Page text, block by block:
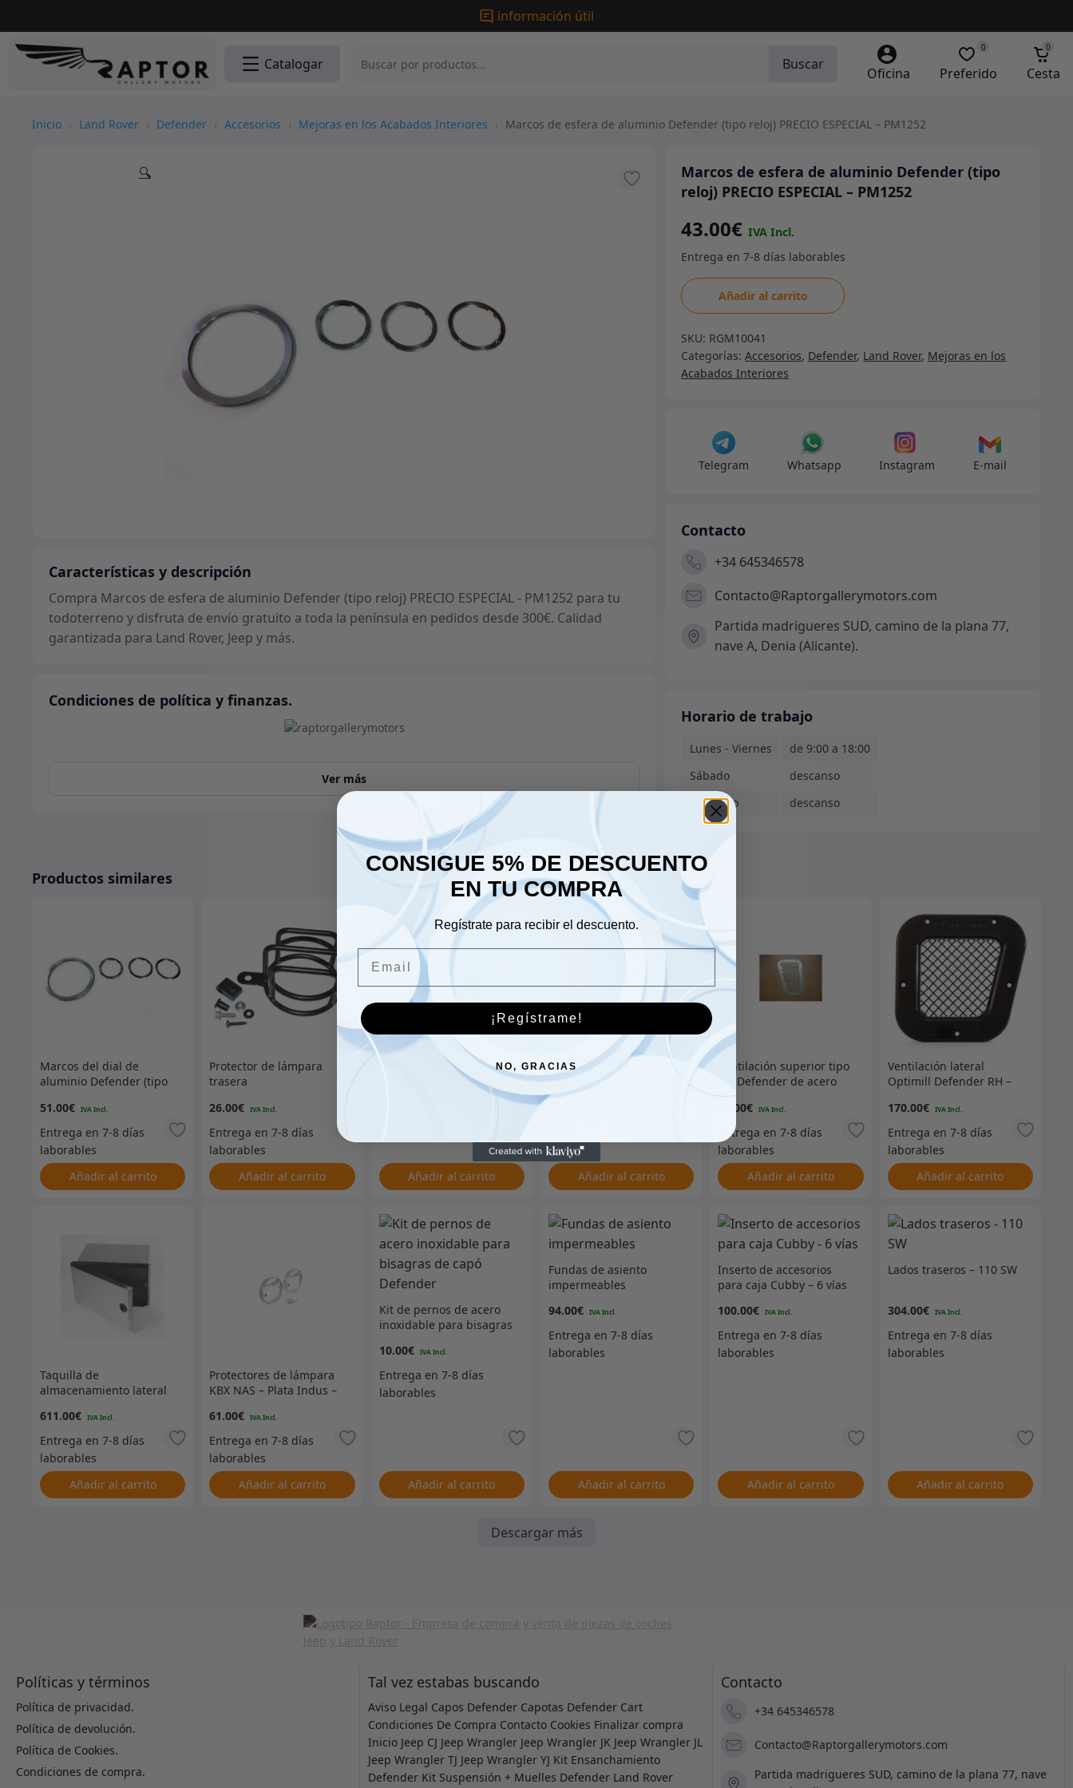
información útil
Catalogar Buscar
Oficina Preferido
0
Cesta
0
Inicio › Land Rover › Defender › Accesorios › Mejoras en los Acabados Interiores › Marcos de esfera de aluminio Defender (tipo reloj) PRECIO ESPECIAL – PM1252
🔍
Características y descripción
Compra Marcos de esfera de aluminio Defender (tipo reloj) PRECIO ESPECIAL - PM1252 para tu
todoterreno y disfruta de envío gratuito a toda la península en pedidos desde 300€. Calidad
garantizada para Land Rover, Jeep y más.
Condiciones de política y finanzas.
Ver más
Marcos de esfera de aluminio Defender (tipo
reloj) PRECIO ESPECIAL – PM1252
43.00€
Marcos
de
de
aluminio
PRECIO
ESPECIAL
cantidad
Añadir al carrito
SKU: RGM10041
Categorías:Accesorios, Defender, Land Rover, Mejoras en los
Acabados Interiores
Telegram Whatsapp Instagram E-mail
Contacto
+34 645346578
Contacto@Raptorgallerymotors.com
Partida madrigueres SUD, camino de la plana 77,
nave A, Denia (Alicante).
Horario de trabajo
Lunes - Viernes
de 9:00 a 18:00
Sábado
descanso
Domingo
descanso
Productos similares
Marcos del dial de
aluminio Defender (tipo
51.00€
Añadir al carrito
Protector de lámpara
trasera
26.00€
Añadir al carrito
Escalones laterales
Defender 90 Fire & Ice –
Añadir al carrito
Entrada lateral deportiva
KBX Defender – RH
300TDI TD5 Tdci –
Santorini Black Gloss
Premium
115.00€
Añadir al carrito
Ventilación superior tipo
ala Defender de acero
inoxidable – Derecha
24.00€
Añadir al carrito
Ventilación lateral
Optimill Defender RH –
170.00€
Añadir al carrito
Taquilla de
almacenamiento lateral
611.00€
Añadir al carrito
Protectores de lámpara
KBX NAS – Plata Indus –
61.00€
Añadir al carrito
Kit de pernos de acero
inoxidable para bisagras
10.00€
Añadir al carrito
Fundas de asiento
impermeables
94.00€
Añadir al carrito
Inserto de accesorios
para caja Cubby – 6 vías
100.00€
Añadir al carrito
Lados traseros – 110 SW
304.00€
Añadir al carrito
Descargar más
Políticas y términos
Política de privacidad.
Política de devolución.
Política de Cookies.
Condiciones de compra.
Tal vez estabas buscando
Aviso Legal Capos Defender Capotas Defender Cart
Condiciones De Compra Contacto Cookies Finalizar compra
Inicio Jeep CJ Jeep Wrangler Jeep Wrangler JK Jeep Wrangler JL
Jeep Wrangler TJ Jeep Wrangler YJ Kit Ensanchamiento
Defender Kit Suspensión + Muelles Defender Land Rover
Contacto
+34 645346578
Contacto@Raptorgallerymotors.com
Partida madrigueres SUD, camino de la plana 77, nave
CONSIGUE 5% DE DESCUENTO
EN TU COMPRA
Regístrate para recibir el descuento.
¡Regístrame!
NO, GRACIAS